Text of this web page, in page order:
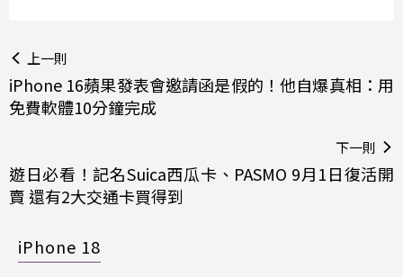
上一則
iPhone 16蘋果發表會邀請函是假的！他自爆真相：用
免費軟體10分鐘完成
下一則
遊日必看！記名Suica西瓜卡、PASMO 9月1日復活開
賣 還有2大交通卡買得到
iPhone 18